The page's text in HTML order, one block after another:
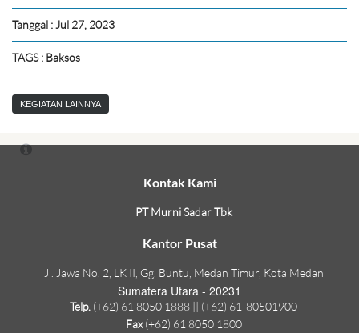
Tanggal : Jul 27, 2023
TAGS : Baksos
KEGIATAN LAINNYA
Kontak Kami
PT Murni Sadar Tbk
Kantor Pusat
Jl. Jawa No. 2, LK II, Gg. Buntu, Medan Timur, Kota Medan
Sumatera Utara - 20231
Telp. (+62) 61 8050 1888 || (+62) 61-80501900
Fax(+62) 61 8050 1800